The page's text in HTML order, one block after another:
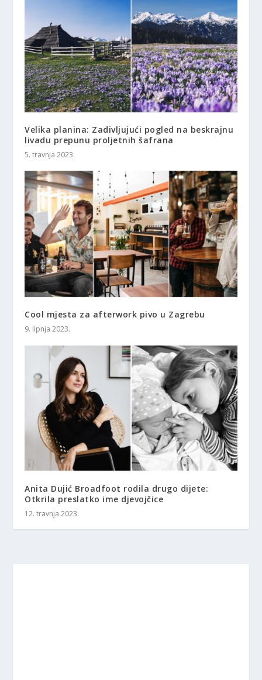
Velika planina: Zadivljujući pogled na beskrajnu
livadu prepunu proljetnih šafrana
5. travnja 2023.
Cool mjesta za afterwork pivo u Zagrebu
9. lipnja 2023.
Anita Dujić Broadfoot rodila drugo dijete:
Otkrila preslatko ime djevojčice
12. travnja 2023.